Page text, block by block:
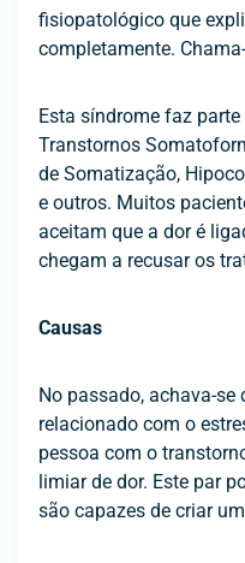
fisiopatológico que
completamente.
Esta síndrome faz
Transtornos
de Somatização,
e outros. Muitos
aceitam que a dor é
chegam a recusar os
Causas
No passado, achava-
relacionado com o
pessoa com o
limiar de dor. Este par
são capazes de criar